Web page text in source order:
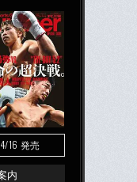
4/16 発売
内